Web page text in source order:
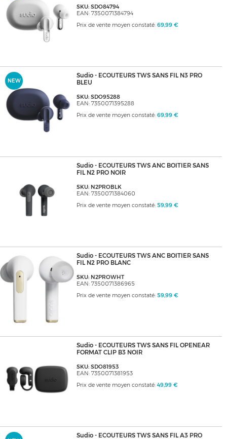
SKU: SDO84794
EAN: 7350071384794
Prix de vente moyen constaté: 69,99 €
NEW
Sudio - ECOUTEURS TWS SANS FIL N3 PRO
BLEU
SKU: SDO95288
EAN: 7350071395288
Prix de vente moyen constaté: 69,99 €
Sudio - ECOUTEURS TWS ANC BOITIER SANS
FIL N2 PRO NOIR
SKU: N2PROBLK
EAN: 7350071384060
Prix de vente moyen constaté: 59,99 €
Sudio - ECOUTEURS TWS ANC BOITIER SANS
FIL N2 PRO BLANC
SKU: N2PROWHT
EAN: 7350071386965
Prix de vente moyen constaté: 59,99 €
Sudio - ECOUTEURS TWS SANS FIL OPENEAR
FORMAT CLIP B3 NOIR
SKU: SDO81953
EAN: 7350071381953
Prix de vente moyen constaté: 49,99 €
Sudio - ECOUTEURS TWS SANS FIL A3 PRO